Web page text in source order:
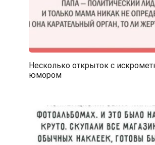
Несколько открыток с
юмором